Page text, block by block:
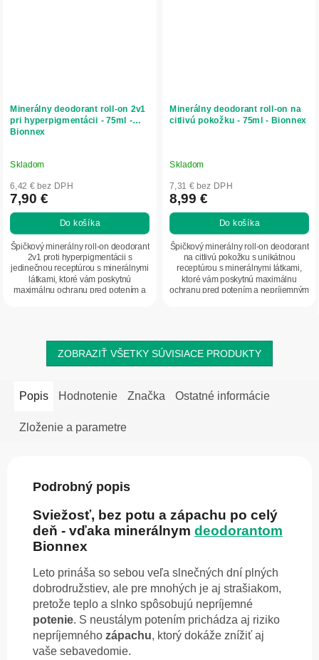
Minerálny deodorant roll-on 2v1
pri hyperpigmentácii - 75ml -
Bionnex
Skladom
6,42 € bez DPH
7,90 €
Do košíka
Špičkový minerálny roll-on deodorant
2v1 proti hyperpigmentácii s
jedinečnou receptúrou s minerálnymi
látkami, ktoré vám poskytnú
maximálnu ochranu pred potením a
Minerálny deodorant roll-on na
citlivú pokožku - 75ml - Bionnex
Skladom
7,31 € bez DPH
8,99 €
Do košíka
Špičkový minerálny roll-on deodorant
na citlivú pokožku s unikátnou
receptúrou s minerálnymi látkami,
ktoré vám poskytnú maximálnu
ochranu pred potením a nepríjemným
ZOBRAZIŤ VŠETKY SÚVISIACE PRODUKTY
Popis Hodnotenie Značka Ostatné informácie
Zloženie a parametre
Podrobný popis
Sviežosť, bez potu a zápachu po celý
deň - vďaka minerálnym deodorantom
Bionnex
Leto prináša so sebou veľa slnečných dní plných
dobrodružstiev, ale pre mnohých je aj strašiakom,
pretože teplo a slnko spôsobujú nepríjemné
potenie. S neustálym potením prichádza aj riziko
nepríjemného zápachu, ktorý dokáže znížiť aj
vaše sebavedomie.